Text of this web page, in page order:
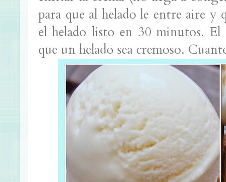
para que al helado le entre aire y
el helado listo en 30 minutos. El
que un helado sea cremoso.